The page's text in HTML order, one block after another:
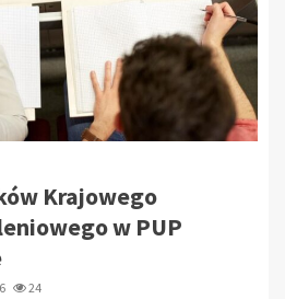
Krajowego
w PUP
24